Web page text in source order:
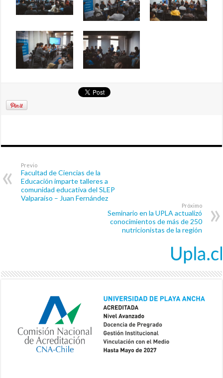
Previo
Facultad de Ciencias de la
Educación imparte talleres a
comunidad educativa del SLEP
Valparaíso – Juan Fernández
Próximo
Seminario en la UPLA actualizó
conocimientos de más de 250
nutricionistas de la región